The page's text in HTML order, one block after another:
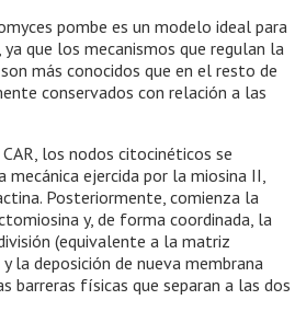
pombe es un modelo ideal para
que los mecanismos que regulan la
más conocidos que en el resto de
conservados con relación a las
los nodos citocinéticos se
mecánica ejercida por la miosina II,
Posteriormente, comienza la
y, de forma coordinada, la
(equivalente a la matriz
la deposición de nueva membrana
barreras físicas que separan a las dos